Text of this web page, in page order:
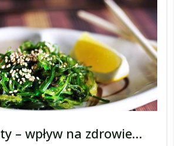
– wpływ na zdrowie…